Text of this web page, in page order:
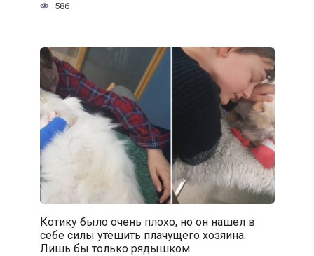
586
Котику было очень плохо, но он нашел в
себе силы утешить плачущего хозяина.
Лишь бы только рядышком